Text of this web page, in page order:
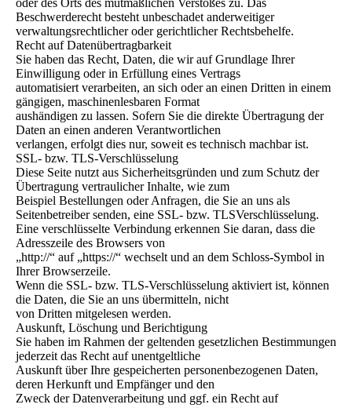
oder des Orts des mutmaßlichen Verstoßes zu. Das
Beschwerderecht besteht unbeschadet anderweitiger
verwaltungsrechtlicher oder gerichtlicher Rechtsbehelfe.
Recht auf Datenübertragbarkeit
Sie haben das Recht, Daten, die wir auf Grundlage Ihrer
Einwilligung oder in Erfüllung eines Vertrags
automatisiert verarbeiten, an sich oder an einen Dritten in einem
gängigen, maschinenlesbaren Format
aushändigen zu lassen. Sofern Sie die direkte Übertragung der
Daten an einen anderen Verantwortlichen
verlangen, erfolgt dies nur, soweit es technisch machbar ist.
SSL- bzw. TLS-Verschlüsselung
Diese Seite nutzt aus Sicherheitsgründen und zum Schutz der
Übertragung vertraulicher Inhalte, wie zum
Beispiel Bestellungen oder Anfragen, die Sie an uns als
Seitenbetreiber senden, eine SSL- bzw. TLSVerschlüsselung.
Eine verschlüsselte Verbindung erkennen Sie daran, dass die
Adresszeile des Browsers von
„http://“ auf „https://“ wechselt und an dem Schloss-Symbol in
Ihrer Browserzeile.
Wenn die SSL- bzw. TLS-Verschlüsselung aktiviert ist, können
die Daten, die Sie an uns übermitteln, nicht
von Dritten mitgelesen werden.
Auskunft, Löschung und Berichtigung
Sie haben im Rahmen der geltenden gesetzlichen Bestimmungen
jederzeit das Recht auf unentgeltliche
Auskunft über Ihre gespeicherten personenbezogenen Daten,
deren Herkunft und Empfänger und den
Zweck der Datenverarbeitung und ggf. ein Recht auf